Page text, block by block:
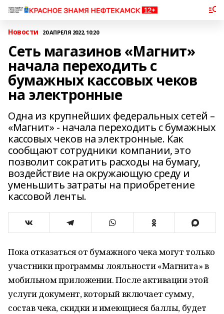
Новости 20 АПРЕЛЯ 2022, 10:20
Сеть магазинов «Магнит»
начала переходить с
бумажных кассовых чеков
на электронные
Одна из крупнейших федеральных сетей –
«Магнит» - начала переходить с бумажных
кассовых чеков на электронные. Как
сообщают сотрудники компании, это
позволит сократить расходы на бумагу,
воздействие на окружающую среду и
уменьшить затраты на приобретение
кассовой ленты.
Пока отказаться от бумажного чека могут только
участники программы лояльности «Магнита» в
мобильном приложении. После активации этой
услуги документ, который включает сумму,
состав чека, скидки и имеющиеся баллы, будет